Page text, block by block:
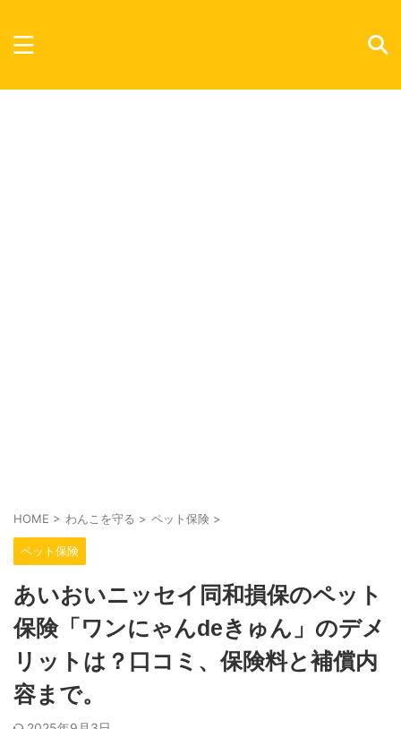
HOME > わんこを守る > ペット保険 >
ペット保険
あいおいニッセイ同和損保のペット
保険「ワンにゃんdeきゅん」のデメ
リットは？口コミ、保険料と補償内
容まで。